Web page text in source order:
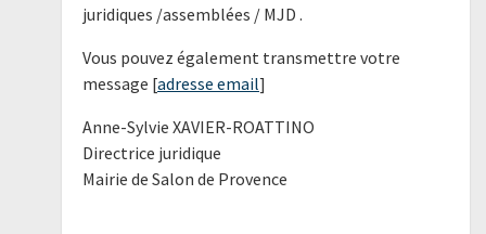
juridiques /assemblées / MJD .
Vous pouvez également transmettre votre
message [adresse email]
Anne-Sylvie XAVIER-ROATTINO
Directrice juridique
Mairie de Salon de Provence